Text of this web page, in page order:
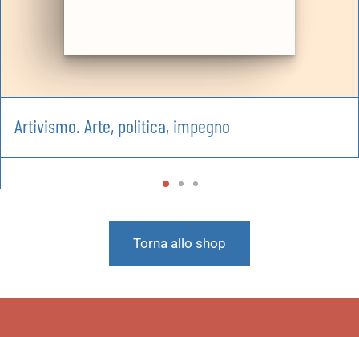
Artivismo. Arte, politica, impegno
Torna allo shop